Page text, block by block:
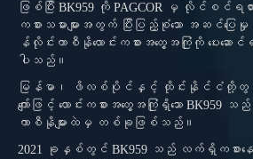
ဖြစ်ပြီး BK959 ကို PAGCOR မှ လိုင်စင်ရထ
ကစားသမားများအတွက် ပြီးပြည့်စုံသော အဆင်ပြ
န်လိုင်းကာစီနိုလောင်းကစားအတွေ့အကြုံကို ပေးဆေ
ပါသည်။
မြန်မာ၊ ဖိလစ်ပိုင်နှင့် ထိုင်းနိုင်ငံတို့တွင်
ကျော်ဖြင့် လောင်းကစားအတွေ့အကြုံရှိသော BK959
ကာစီနိုများထဲမှ တစ်ခုဖြစ်သည်။
2021 ခုနှစ်တွင် BK959 သည် လက်ရှိကစားနေသ